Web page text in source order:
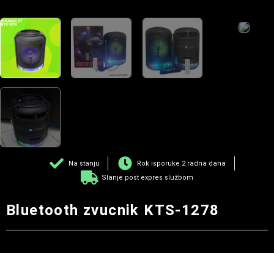
Na stanju
Rok isporuke 2 radna dana
Slanje post expres službom
Bluetooth zvucnik KTS-1278